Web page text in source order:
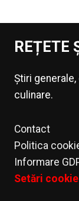
REȚETE
Știri
culinare.
Contact
Politica
Informare
Setări cookie